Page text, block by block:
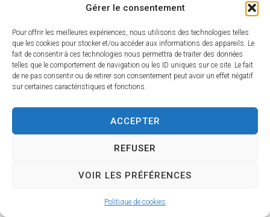
Gérer le consentement
Pour offrir les meilleures expériences, nous utilisons des technologies telles
que les cookies pour stocker et/ou accéder aux informations des appareils. Le
fait de consentir à ces technologies nous permettra de traiter des données
telles que le comportement de navigation ou les ID uniques sur ce site. Le fait
de ne pas consentir ou de retirer son consentement peut avoir un effet négatif
sur certaines caractéristiques et fonctions.
ACCEPTER
REFUSER
VOIR LES PRÉFÉRENCES
Politique de cookies
Nous contacter
Instagram
Facebook
Le lundi et vendredi de 9h à 12h
Du mardi au jeudi de 9h à 12h et de 13h30 à 17h
Mentions légalesPlan du siteConfidentialité